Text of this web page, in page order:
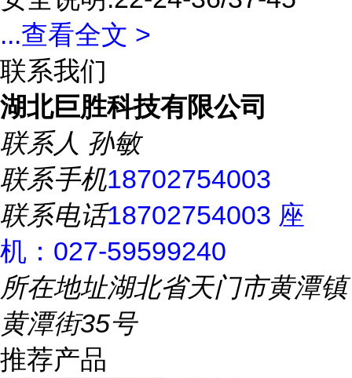
...查看全文 >
联系我们
湖北巨胜科技有限公司
联系人 孙敏
联系手机18702754003
联系电话18702754003 座
机：027-59599240
所在地址湖北省天门市黄潭镇
黄潭街35号
推荐产品